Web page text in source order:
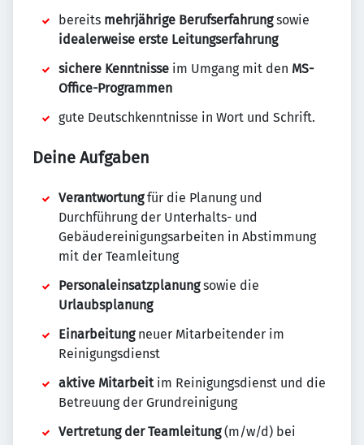
bereits mehrjährige Berufserfahrungsowie
idealerweise erste Leitungserfahrung
sichere Kenntnisse im Umgang mit den MS-
Office-Programmen
gute Deutschkenntnisse in Wort und Schrift.
Deine Aufgaben
Verantwortungfür die Planung und
Durchführung der Unterhalts- und
Gebäudereinigungsarbeiten in Abstimmung
mit der Teamleitung
Personaleinsatzplanungsowie die
Urlaubsplanung
Einarbeitungneuer Mitarbeitender im
Reinigungsdienst
aktive Mitarbeitim Reinigungsdienst und die
Betreuung der Grundreinigung
Vertretung der Teamleitung(m/w/d) bei